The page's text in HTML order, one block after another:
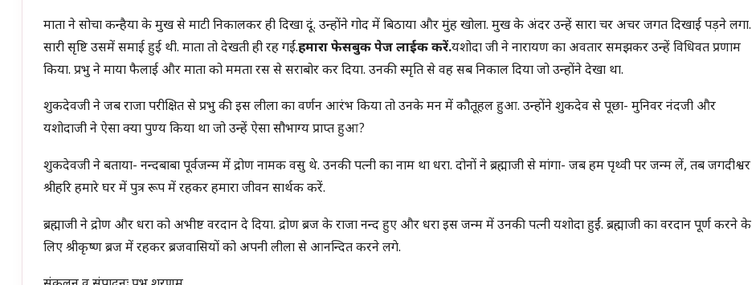
माता ने सोचा कन्हैया के मुख से माटी निकालकर ही दिखा दूं. उन्होंने गोद में बिठाया और मुंह खोला. मुख के अंदर उन्हें सारा चर अचर जगत दिखाई पड़ने लगा.
सारी सृष्टि उसमें समाई हुई थी. माता तो देखती ही रह गईं.हमारा फेसबुक पेज लाईक करें.यशोदा जी ने नारायण का अवतार समझकर उन्हें विधिवत प्रणाम
किया. प्रभु ने माया फैलाई और माता को ममता रस से सराबोर कर दिया. उनकी स्मृति से वह सब निकाल दिया जो उन्होंने देखा था.
शुकदेवजी ने जब राजा परीक्षित से प्रभु की इस लीला का वर्णन आरंभ किया तो उनके मन में कौतूहल हुआ. उन्होंने शुकदेव से पूछा- मुनिवर नंदजी और
यशोदाजी ने ऐसा क्या पुण्य किया था जो उन्हें ऐसा सौभाग्य प्राप्त हुआ?
शुकदेवजी ने बताया- नन्दबाबा पूर्वजन्म में द्रोण नामक वसु थे. उनकी पत्नी का नाम था धरा. दोनों ने ब्रह्माजी से मांगा- जब हम पृथ्वी पर जन्म लें, तब जगदीश्वर
श्रीहरि हमारे घर में पुत्र रूप में रहकर हमारा जीवन सार्थक करें.
ब्रह्माजी ने द्रोण और धरा को अभीष्ट वरदान दे दिया. द्रोण ब्रज के राजा नन्द हुए और धरा इस जन्म में उनकी पत्नी यशोदा हुईं. ब्रह्माजी का वरदान पूर्ण करने के
लिए श्रीकृष्ण ब्रज में रहकर ब्रजवासियों को अपनी लीला से आनन्दित करने लगे.